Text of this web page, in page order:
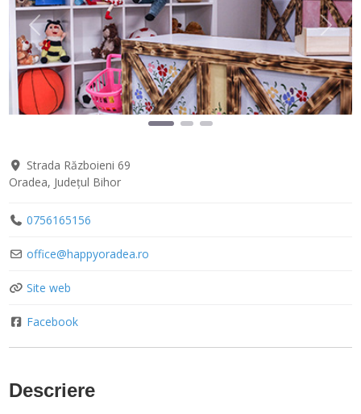
Anterior
Strada Războieni 69
Oradea, Județul Bihor
0756165156
office@happyoradea.ro
Site web
Facebook
Descriere